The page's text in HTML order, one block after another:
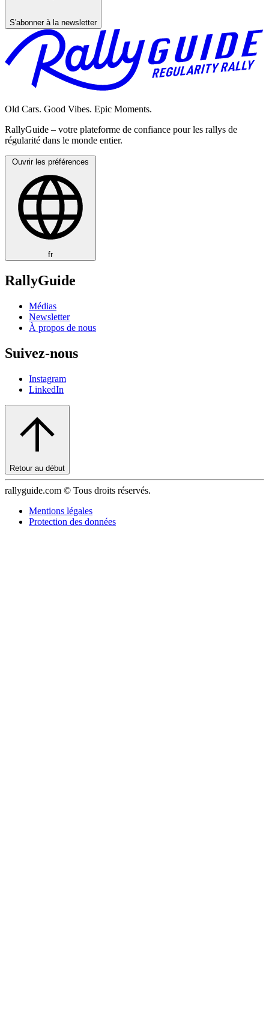
S'abonner à la newsletter
Old Cars. Good Vibes. Epic Moments.
RallyGuide – votre plateforme de confiance pour les rallys de
régularité dans le monde entier.
Ouvrir les préférences
fr
RallyGuide
Médias
Newsletter
À propos de nous
Suivez-nous
Instagram
LinkedIn
Retour au début
rallyguide.com © Tous droits réservés.
Mentions légales
Protection des données